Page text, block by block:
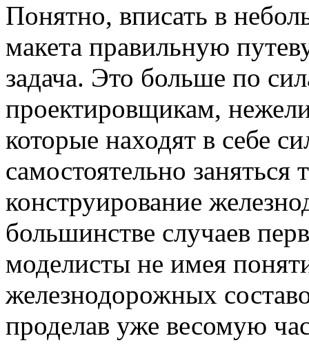
Понятно, вписать в
макета правильную
задача. Это больше по
проектировщикам,
которые находят в себе
самостоятельно
конструирование
большинстве случаев
моделисты не имея
железнодорожных
проделав уже весомую